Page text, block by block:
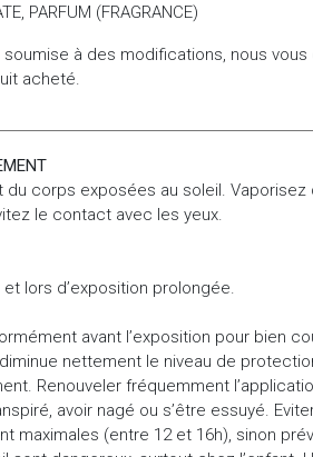
PARFUM (FRAGRANCE)
à des modifications, nous
acheté.
corps exposées au soleil. Vaporisez
le contact avec les yeux.
lors d’exposition prolongée.
avant l’exposition pour bien
nettement le niveau de
Renouveler fréquemment
avoir nagé ou s’être essuyé.
maximales (entre 12 et 16h), sinon